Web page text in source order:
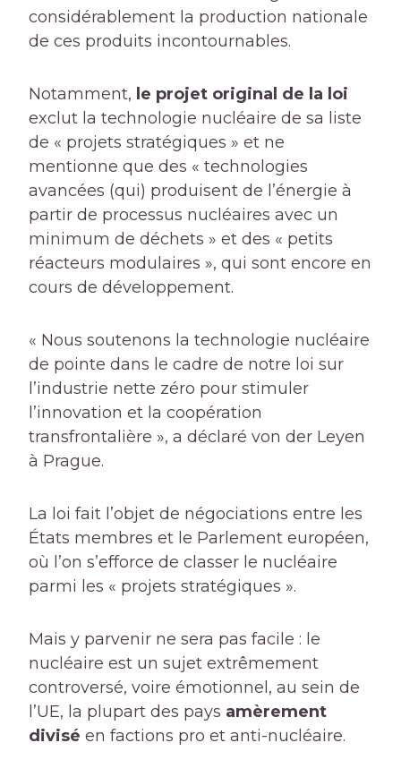
considérablement la production nationale
de ces produits incontournables.
Notamment, le projet original de la loi
exclut la technologie nucléaire de sa liste
de « projets stratégiques » et ne
mentionne que des « technologies
avancées (qui) produisent de l’énergie à
partir de processus nucléaires avec un
minimum de déchets » et des « petits
réacteurs modulaires », qui sont encore en
cours de développement.
« Nous soutenons la technologie nucléaire
de pointe dans le cadre de notre loi sur
l’industrie nette zéro pour stimuler
l’innovation et la coopération
transfrontalière », a déclaré von der Leyen
à Prague.
La loi fait l’objet de négociations entre les
États membres et le Parlement européen,
où l’on s’efforce de classer le nucléaire
parmi les « projets stratégiques ».
Mais y parvenir ne sera pas facile : le
nucléaire est un sujet extrêmement
controversé, voire émotionnel, au sein de
l’UE, la plupart des pays amèrement
divisé en factions pro et anti-nucléaire.